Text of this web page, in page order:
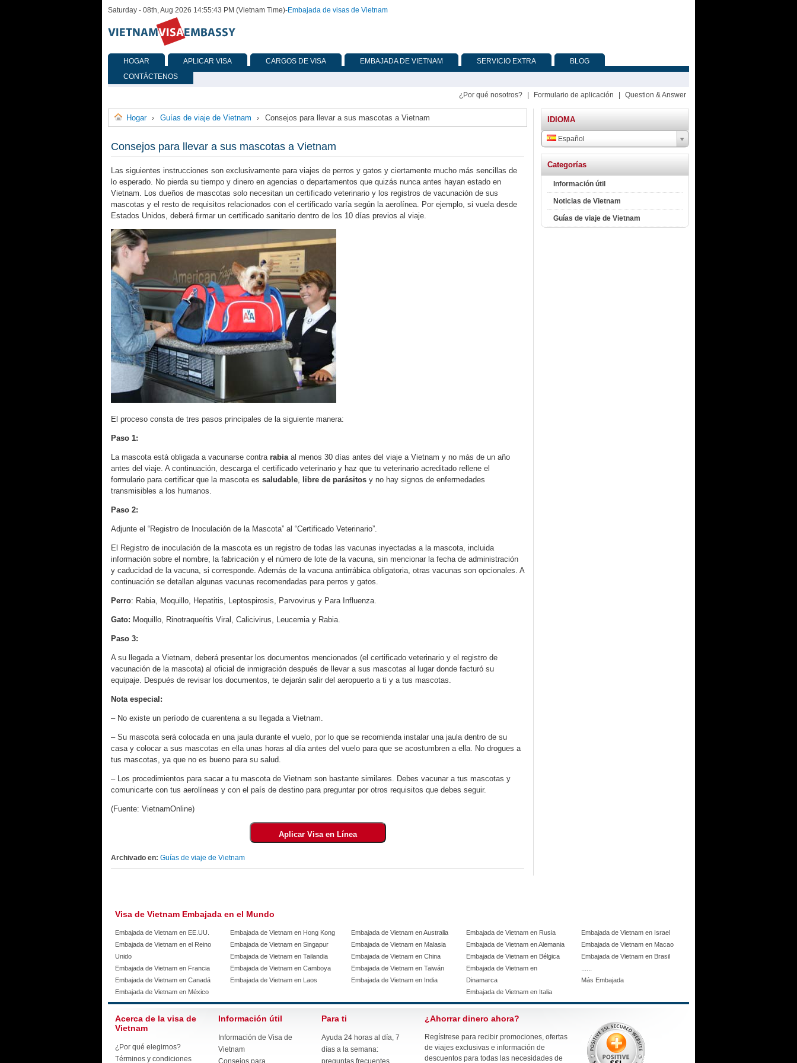
Saturday - 08th, Aug 2026 14:55:43 PM (Vietnam Time)-Embajada de visas de Vietnam
HOGAR APLICAR VISA CARGOS DE VISA EMBAJADA DE VIETNAM SERVICIO EXTRA
BLOG
CONTÁCTENOS
¿Por qué nosotros? Formulario de aplicación Question & Answer
Hogar › Guías de viaje de Vietnam › Consejos para llevar a sus mascotas a Vietnam
Consejos para llevar a sus mascotas a Vietnam
Las siguientes instrucciones son exclusivamente para viajes de perros y gatos y ciertamente mucho más sencillas de
lo esperado. No pierda su tiempo y dinero en agencias o departamentos que quizás nunca antes hayan estado en
Vietnam. Los dueños de mascotas solo necesitan un certificado veterinario y los registros de vacunación de sus
mascotas y el resto de requisitos relacionados con el certificado varía según la aerolínea. Por ejemplo, si vuela desde
Estados Unidos, deberá firmar un certificado sanitario dentro de los 10 días previos al viaje.
El proceso consta de tres pasos principales de la siguiente manera:
Paso 1:
La mascota está obligada a vacunarse contra rabiaal menos 30 días antes del viaje a Vietnam y no más de un año
antes del viaje. A continuación, descarga el certificado veterinario y haz que tu veterinario acreditado rellene el
formulario para certificar que la mascota es saludable, libre de parásitos y no hay signos de enfermedades
transmisibles a los humanos.
Paso 2:
Adjunte el “Registro de Inoculación de la Mascota” al “Certificado Veterinario”.
El Registro de inoculación de la mascota es un registro de todas las vacunas inyectadas a la mascota, incluida
información sobre el nombre, la fabricación y el número de lote de la vacuna, sin mencionar la fecha de administración
y caducidad de la vacuna, si corresponde. Además de la vacuna antirrábica obligatoria, otras vacunas son opcionales. A
continuación se detallan algunas vacunas recomendadas para perros y gatos.
Perro: Rabia, Moquillo, Hepatitis, Leptospirosis, Parvovirus y Para Influenza.
Gato: Moquillo, Rinotraqueítis Viral, Calicivirus, Leucemia y Rabia.
Paso 3:
A su llegada a Vietnam, deberá presentar los documentos mencionados (el certificado veterinario y el registro de
vacunación de la mascota) al oficial de inmigración después de llevar a sus mascotas al lugar donde facturó su
equipaje. Después de revisar los documentos, te dejarán salir del aeropuerto a ti y a tus mascotas.
Nota especial:
– No existe un período de cuarentena a su llegada a Vietnam.
– Su mascota será colocada en una jaula durante el vuelo, por lo que se recomienda instalar una jaula dentro de su
casa y colocar a sus mascotas en ella unas horas al día antes del vuelo para que se acostumbren a ella. No drogues a
tus mascotas, ya que no es bueno para su salud.
– Los procedimientos para sacar a tu mascota de Vietnam son bastante similares. Debes vacunar a tus mascotas y
comunicarte con tus aerolíneas y con el país de destino para preguntar por otros requisitos que debes seguir.
(Fuente: VietnamOnline)
Archivado en: Guías de viaje de Vietnam
IDIOMA
Español
Categorías
Información útil
Noticias de Vietnam
Guías de viaje de Vietnam
Visa de Vietnam Embajada en el Mundo
Embajada de Vietnam en EE.UU.
Embajada de Vietnam en el Reino
Unido
Embajada de Vietnam en Francia
Embajada de Vietnam en Canadá
Embajada de Vietnam en México
Embajada de Vietnam en Hong Kong
Embajada de Vietnam en Singapur
Embajada de Vietnam en Tailandia
Embajada de Vietnam en Camboya
Embajada de Vietnam en Laos
Embajada de Vietnam en Australia
Embajada de Vietnam en Malasia
Embajada de Vietnam en China
Embajada de Vietnam en Taiwán
Embajada de Vietnam en India
Embajada de Vietnam en Rusia
Embajada de Vietnam en Alemania
Embajada de Vietnam en Bélgica
Embajada de Vietnam en
Dinamarca
Embajada de Vietnam en Italia
Embajada de Vietnam en Israel
Embajada de Vietnam en Macao
Embajada de Vietnam en Brasil
......
Más Embajada
Acerca de la visa de
Vietnam
¿Por qué elegirnos?
Términos y condiciones
Información útil
Información de Visa de
Vietnam
Para ti
Ayuda 24 horas al día, 7
días a la semana:
¿Ahorrar dinero ahora?
Regístrese para recibir promociones, ofertas
de viajes exclusivas e información de
descuentos para todas las necesidades de